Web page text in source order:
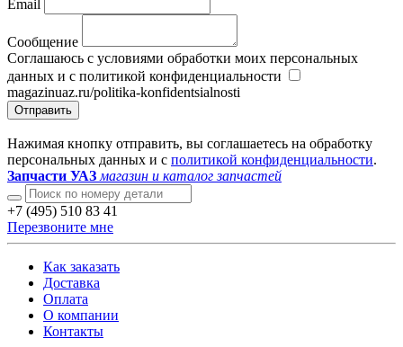
Email
Сообщение
Соглашаюсь с условиями обработки моих персональных
данных и с политикой конфиденциальности
magazinuaz.ru/politika-konfidentsialnosti
Отправить
Нажимая кнопку отправить, вы соглашаетесь на обработку
персональных данных и с политикой конфиденциальности.
Запчасти УАЗ магазин и каталог запчастей
+7 (495) 510 83 41
Перезвоните мне
Как заказать
Доставка
Оплата
О компании
Контакты